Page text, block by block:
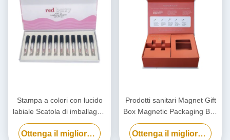
Stampa a colori con lucido
labiale Scatola di imballaggio
cartacea, scatola regalo con
vernice per unghieOttenga il migliore prezzo
Prodotti sanitari Magnet Gift
Box Magnetic Packaging Box
personalizzato con inserto
Ottenga il migliore prezzo